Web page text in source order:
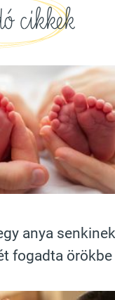
cikkek
anya
fogadta örökbe